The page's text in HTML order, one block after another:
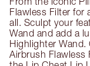
Flawless Filter for
all. Sculpt your
Wand and add a
Highlighter
Airbrush Flawless